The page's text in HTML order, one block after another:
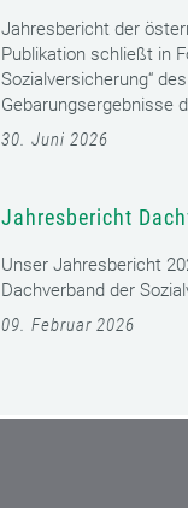
Jahresberichte
Publikation schließt in
Gebarungsergebnisse
30. Juni 2026
Dachverband der